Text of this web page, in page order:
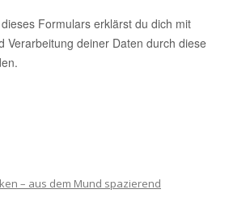
Formulars erklärst du dich mit
Verarbeitung deiner Daten durch diese
– aus dem Mund spazierend